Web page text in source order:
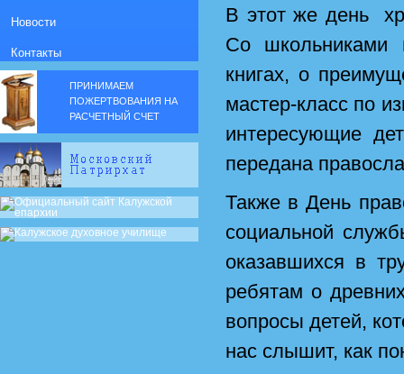
В этот же день
Со школьниками
книгах, о
мастер-класс по
интересующие
передана
Также в День
социальной
оказавшихся в
ребятам о
вопросы детей,
нас слышит, как
Новости
Контакты
ПРИНИМАЕМ
ПОЖЕРТВОВАНИЯ НА
РАСЧЕТНЫЙ СЧЕТ